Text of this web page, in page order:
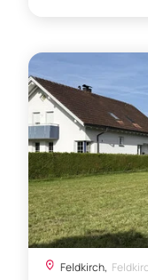
Feldkirch,